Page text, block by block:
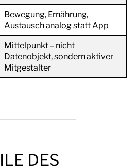
Bewegung, Ernährung,
Austausch analog statt App
Mittelpunkt – nicht
Datenobjekt, sondern aktiver
Mitgestalter
DES